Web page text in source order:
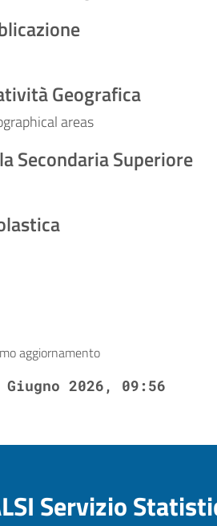
Geografica
areas
Secondaria Superiore
aggiornamento
Giugno 2026, 09:56
Servizio